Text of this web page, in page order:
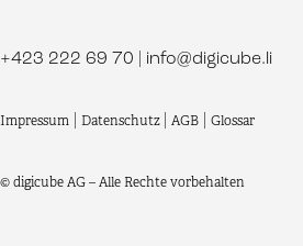
+423 222 69 70 info@digicube.li
Impressum Datenschutz AGB Glossar
© digicube AG – Alle Rechte vorbehalten